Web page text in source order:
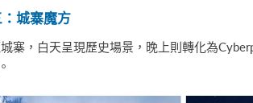
城寨魔方
寨，白天呈現歷史場景，晚上則轉化為